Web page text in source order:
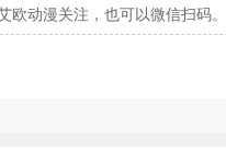
欧动漫关注，也可以微信扫码。